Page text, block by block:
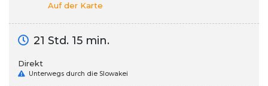
Auf der Karte
21 Std. 15 min.
Direkt
Unterwegs durch die Slowakei